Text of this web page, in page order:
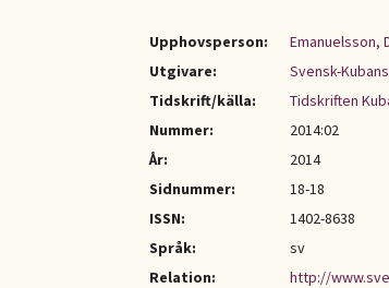
Upphovsperson:
Emanuelsson,
Utgivare:
Svensk-
Tidskrift/källa:
Tidskriften
Nummer:
2014:02
År:
2014
Sidnummer:
18-18
ISSN:
1402-8638
Språk:
sv
Relation:
http://